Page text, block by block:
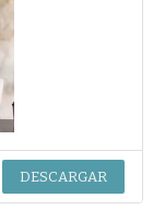
DESCARGAR